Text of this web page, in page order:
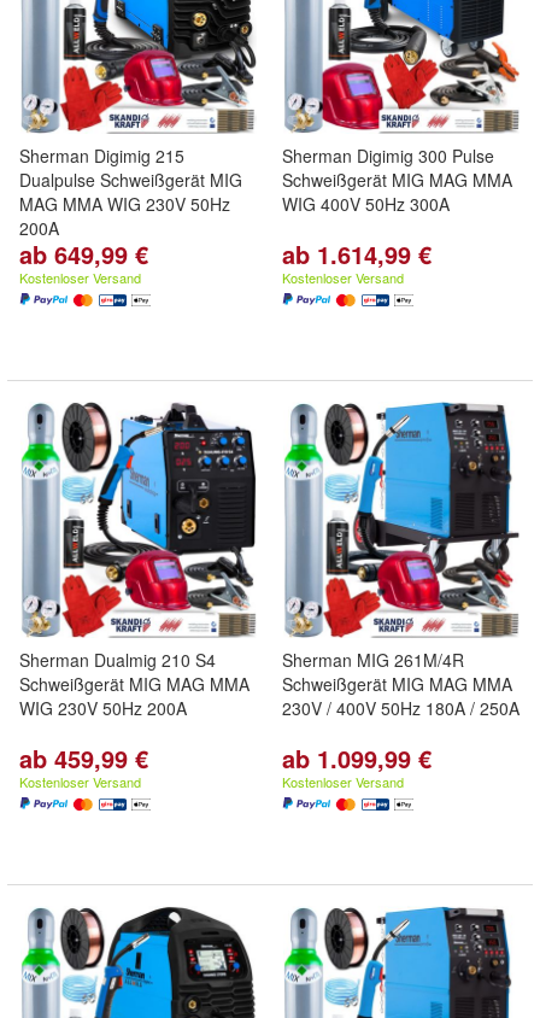
Sherman Digimig 215
Dualpulse Schweißgerät MIG
MAG MMA WIG 230V 50Hz
200A
ab 649,99 €
Kostenloser Versand
Sherman Digimig 300 Pulse
Schweißgerät MIG MAG MMA
WIG 400V 50Hz 300A
ab 1.614,99 €
Kostenloser Versand
Sherman Dualmig 210 S4
Schweißgerät MIG MAG MMA
WIG 230V 50Hz 200A
ab 459,99 €
Kostenloser Versand
Sherman MIG 261M/4R
Schweißgerät MIG MAG MMA
230V / 400V 50Hz 180A / 250A
ab 1.099,99 €
Kostenloser Versand